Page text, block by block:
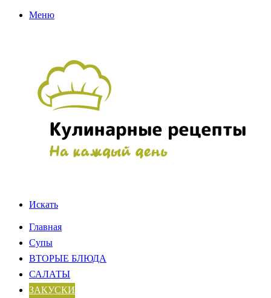
Меню
Искать
Главная
Супы
ВТОРЫЕ БЛЮДА
САЛАТЫ
ЗАКУСКИ